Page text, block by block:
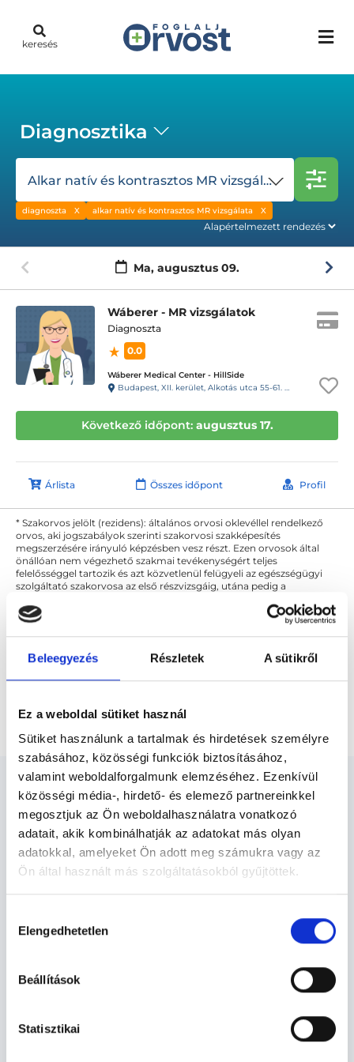
Beleegyezés Részletek A sütikről
Ez a weboldal sütiket használ
Sütiket használunk a tartalmak és hirdetések személyre
szabásához, közösségi funkciók biztosításához,
valamint weboldalforgalmunk elemzéséhez. Ezenkívül
közösségi média-, hirdető- és elemező partnereinkkel
megosztjuk az Ön weboldalhasználatra vonatkozó
adatait, akik kombinálhatják az adatokat más olyan
adatokkal, amelyeket Ön adott meg számukra vagy az
Ön által használt más szolgáltatásokból gyűjtöttek.
szabályzat:https://foglaljorvost.hu/info/foglaljorvost-
kiválasztása
Elengedhetetlen
Beállítások
Statisztikai
keresés
Diagnosztika
Alkar natív és kontrasztos MR vizsgálata
diagnoszta alkar natív és kontrasztos MR vizsgálata
Ma, augusztus 09.
Wáberer - MR vizsgálatok
Diagnoszta
0.0
Wáberer Medical Center - HillSide
Budapest, XII. kerület, Alkotás utca 55-61. Hillside
Következő időpont: augusztus 17.
Árlista Összes időpont Profil
* Szakorvos jelölt (rezidens): általános orvosi oklevéllel rendelkező
orvos, aki jogszabályok szerinti szakorvosi szakképesítés
megszerzésére irányuló képzésben vesz részt. Ezen orvosok által
önállóan nem végezhető szakmai tevékenységért teljes
felelősséggel tartozik és azt közvetlenül felügyeli az egészségügyi
szolgáltató szakorvosa az első részvizsgáig, utána pedig a
felelősségét kizárja esetleges névazonosságért bármely szakorvos
és szakorvosjelölt esetén.
Főoldal Diagnoszta
Alkar natív és kontrasztos MR vizsgálata
Diagnoszta - Diagnosztika
SZAKTERÜLETEK
Szolgáltatások